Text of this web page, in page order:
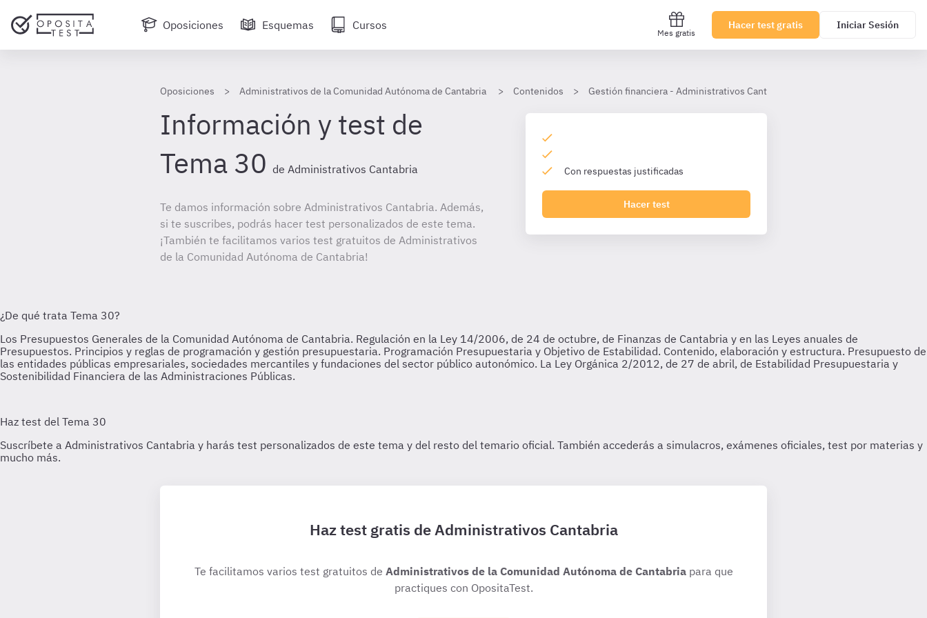
Oposiciones Esquemas Cursos
Mes gratis
Hacer test gratis Iniciar Sesión
Oposiciones Administrativos de la Comunidad Autónoma de Cantabria Contenidos Gestión financiera - Administrativos Cantabria TL
Información y test de
Tema 30 de Administrativos Cantabria
Te damos información sobre Administrativos Cantabria. Además,
si te suscribes, podrás hacer test personalizados de este tema.
¡También te facilitamos varios test gratuitos de Administrativos
de la Comunidad Autónoma de Cantabria!
Con respuestas justificadas
Hacer test
Haz test gratis de Administrativos Cantabria
Te facilitamos varios test gratuitos de Administrativos de la Comunidad Autónoma de Cantabriapara que
practiques con OpositaTest.